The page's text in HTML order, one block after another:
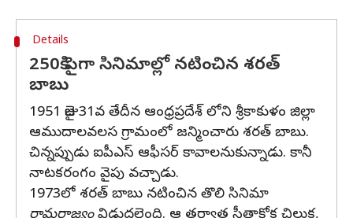
Details
250కి పైగా సినిమాల్లో నటించిన శరత్
బాబు
1951 జులై 31వ తేదీన ఆంధ్రప్రదేశ్ లోని శ్రీకాకుళం జిల్లా
ఆముదాలవలస గ్రామంలో జన్మించారు శరత్ బాబు.
చిన్నప్పుడు ఐపీఎస్ ఆఫీసర్ కావాలనుకున్నాడు. కానీ
నాటకరంగం వైపు వచ్చాడు.
1973లో శరత్ బాబు నటించిన తొలి సినిమా